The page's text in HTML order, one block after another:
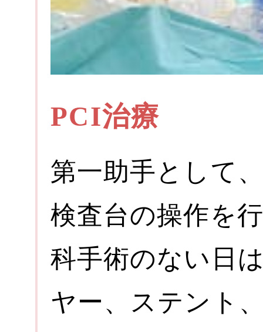
PCI治療
第一助手として
検査台の操作を
科手術のない日
ヤー、ステント